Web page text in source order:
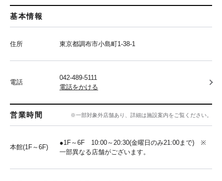
基本情報
住所 東京都調布市小島町1-38-1
電話
042-489-5111
電話をかける
営業時間 ※一部対象外店舗あり、詳細は施設案内をご覧ください。
本館(1F～6F)
●1F～6F 10:00～20:30(金曜日のみ21:00まで) ※
一部異なる店舗がございます。